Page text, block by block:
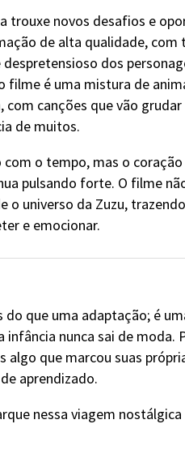
trouxe novos desafios e
de alta qualidade, com
dos
filme é uma mistura de
canções que vão
de muitos.
o tempo, mas o
pulsando forte. O filme
o universo da Zuzu,
e emocionar.
do que uma adaptação; é
nunca sai de moda.
que marcou suas
aprendizado.
nessa viagem